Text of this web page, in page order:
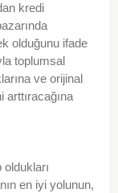
kredi
olduğunu ifade
toplumsal
ve orijinal
arttıracağına
en iyi yolunun,